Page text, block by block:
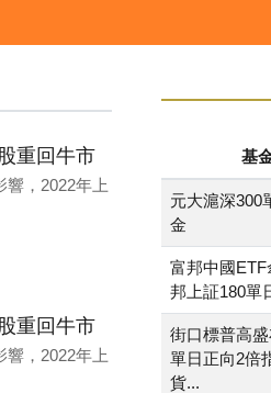
重回牛市
，2022年上
重回牛市
，2022年上
基
元大滬深300
金
富邦中國
邦上証180單
街口標普高
單日正向2倍
貨...